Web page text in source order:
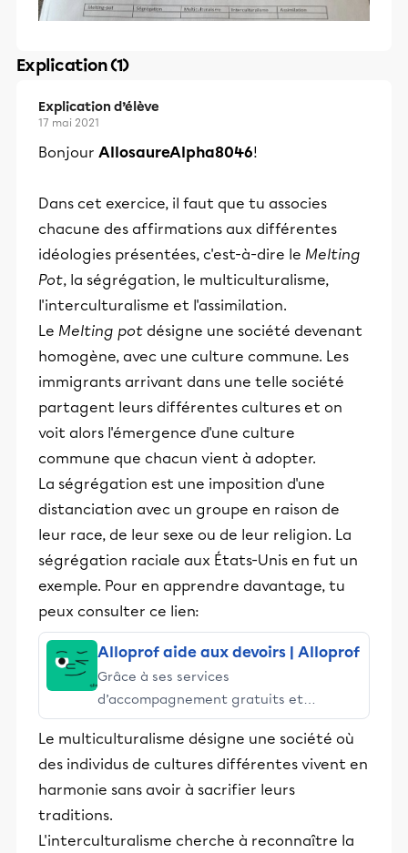
Explication (1)
Explication d’élève
17 mai 2021
Bonjour AllosaureAlpha8046!
Dans cet exercice, il faut que tu associes
chacune des affirmations aux différentes
idéologies présentées, c'est-à-dire le Melting
Pot, la ségrégation, le multiculturalisme,
l'interculturalisme et l'assimilation.
Le Melting pot désigne une société devenant
homogène, avec une culture commune. Les
immigrants arrivant dans une telle société
partagent leurs différentes cultures et on
voit alors l'émergence d'une culture
commune que chacun vient à adopter.
La ségrégation est une imposition d'une
distanciation avec un groupe en raison de
leur race, de leur sexe ou de leur religion. La
ségrégation raciale aux États-Unis en fut un
exemple. Pour en apprendre davantage, tu
peux consulter ce lien:
Alloprof aide aux devoirs | Alloprof
Grâce à ses services
d’accompagnement gratuits et
stimulants, Alloprof engage les élèves
et leurs parents dans la réussite
éducative.
Le multiculturalisme désigne une société où
des individus de cultures différentes vivent en
harmonie sans avoir à sacrifier leurs
traditions.
L'interculturalisme cherche à reconnaître la